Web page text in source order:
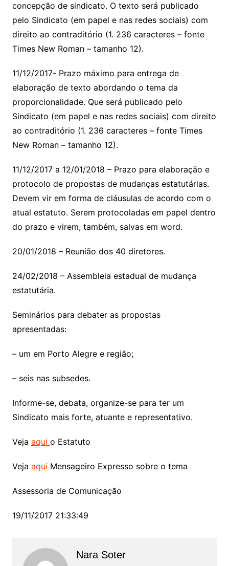
concepção de sindicato. O texto será publicado
pelo Sindicato (em papel e nas redes sociais) com
direito ao contraditório (1. 236 caracteres – fonte
Times New Roman – tamanho 12).
11/12/2017- Prazo máximo para entrega de
elaboração de texto abordando o tema da
proporcionalidade. Que será publicado pelo
Sindicato (em papel e nas redes sociais) com direito
ao contraditório (1. 236 caracteres – fonte Times
New Roman – tamanho 12).
11/12/2017 a 12/01/2018 – Prazo para elaboração e
protocolo de propostas de mudanças estatutárias.
Devem vir em forma de cláusulas de acordo com o
atual estatuto. Serem protocoladas em papel dentro
do prazo e virem, também, salvas em word.
20/01/2018 – Reunião dos 40 diretores.
24/02/2018 – Assembleia estadual de mudança
estatutária.
Seminários para debater as propostas
apresentadas:
– um em Porto Alegre e região;
– seis nas subsedes.
Informe-se, debata, organize-se para ter um
Sindicato mais forte, atuante e representativo.
Veja aqui o Estatuto
Veja aqui Mensageiro Expresso sobre o tema
Assessoria de Comunicação
19/11/2017 21:33:49
Nara Soter